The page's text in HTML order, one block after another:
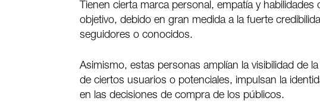
Tienen cierta marca personal, empatía y
objetivo, debido en gran medida a la fuerte
seguidores o conocidos.
Asimismo, estas personas amplían la visibilidad de
de ciertos usuarios o potenciales, impulsan la
en las decisiones de compra de los públicos.